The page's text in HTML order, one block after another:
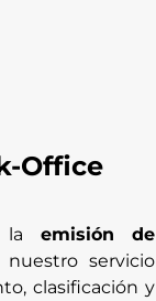
Office
la emisión de
servicio
clasificación y